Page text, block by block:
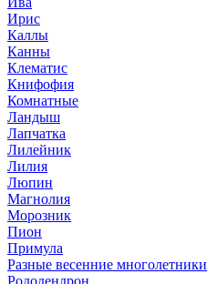
Ирис
Каллы
Канны
Клематис
Книфофия
Комнатные
Ландыш
Лапчатка
Лилейник
Лилия
Люпин
Магнолия
Морозник
Пион
Примула
Разные весенние многолетники